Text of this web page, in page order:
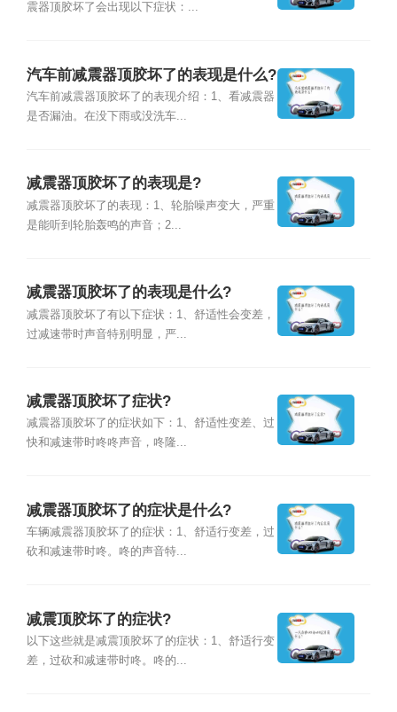
震器顶胶坏了会出现以下症状：...
汽车前减震器顶胶坏了的表现是什么?
汽车前减震器顶胶坏了的表现介绍：1、看减震器
是否漏油。在没下雨或没洗车...
减震器顶胶坏了的表现是?
减震器顶胶坏了的表现：1、轮胎噪声变大，严重
是能听到轮胎轰鸣的声音；2...
减震器顶胶坏了的表现是什么?
减震器顶胶坏了有以下症状：1、舒适性会变差，
过减速带时声音特别明显，严...
减震器顶胶坏了症状?
减震器顶胶坏了的症状如下：1、舒适性变差、过
快和减速带时咚咚声音，咚隆...
减震器顶胶坏了的症状是什么?
车辆减震器顶胶坏了的症状：1、舒适行变差，过
砍和减速带时咚。咚的声音特...
减震顶胶坏了的症状?
以下这些就是减震顶胶坏了的症状：1、舒适行变
差，过砍和减速带时咚。咚的...